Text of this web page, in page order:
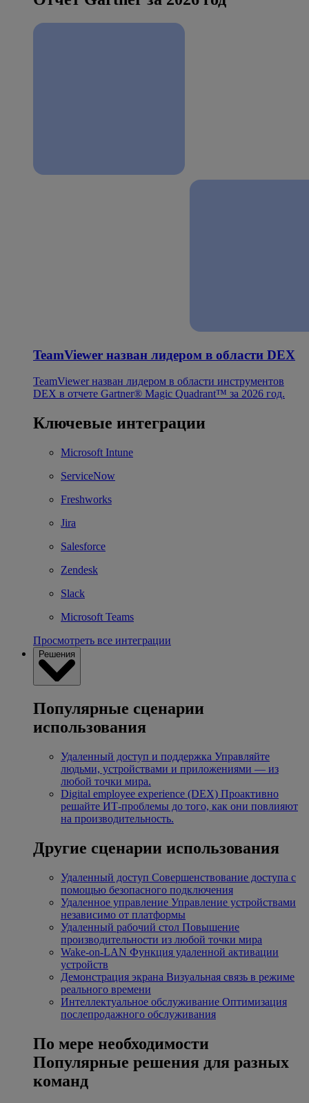
TeamViewer назван лидером в области DEX
TeamViewer назван лидером в области инструментов
DEX в отчете Gartner® Magic Quadrant™ за 2026 год.
Ключевые интеграции
Microsoft Intune
ServiceNow
Freshworks
Jira
Salesforce
Zendesk
Slack
Microsoft Teams
Просмотреть все интеграции
Решения
Популярные сценарии
использования
Удаленный доступ и поддержка Управляйте
людьми, устройствами и приложениями — из
любой точки мира.
Digital employee experience (DEX) Проактивно
решайте ИТ-проблемы до того, как они повлияют
на производительность.
Другие сценарии использования
Удаленный доступ Совершенствование доступа с
помощью безопасного подключения
Удаленное управление Управление устройствами
независимо от платформы
Удаленный рабочий стол Повышение
производительности из любой точки мира
Wake-on-LAN Функция удаленной активации
устройств
Демонстрация экрана Визуальная связь в режиме
реального времени
Интеллектуальное обслуживание Оптимизация
послепродажного обслуживания
По мере необходимости
Популярные решения для разных
команд